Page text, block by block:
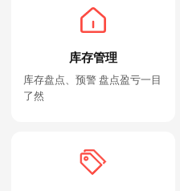
库存管理
库存盘点、预警 盘点盈亏一目
了然